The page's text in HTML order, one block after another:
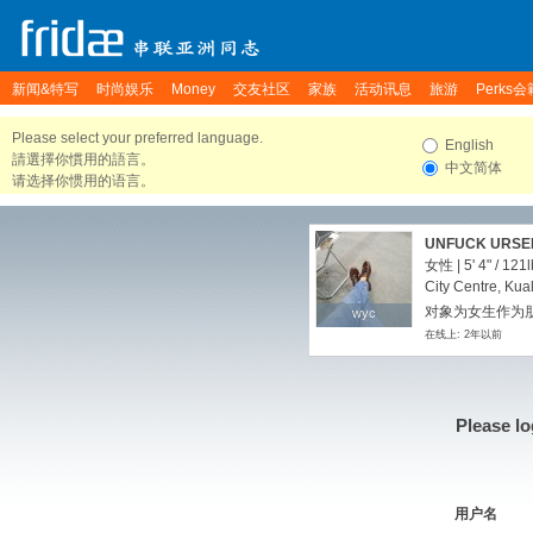
新闻&特写 时尚娱乐 Money 交友社区 家族 活动讯息 旅游 Perks会
Please select your preferred language.
請選擇你慣用的語言。
请选择你惯用的语言。
English
中文简体
wyc
wyc
UNFUCK
女性 | 5' 4" /
City Centre,
对象为女生作为
在线上: 2年以前
Please
用户名